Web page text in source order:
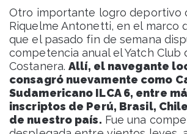
Otro importante logro deportivo
Riquelme Antonetti, en el marco
que el pasado fin de semana
competencia anual el Yatch Club
Costanera.Allí, el navegante
consagró nuevamente como
Sudamericano ILCA 6, entre
inscriptos de Perú, Brasil,
de nuestro país. Fue una